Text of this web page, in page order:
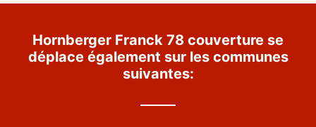
Hornberger Franck 78 couverture se
déplace également sur les communes
suivantes: